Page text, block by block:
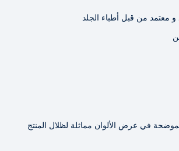
و معتمد من قبل أطباء الجلد
في عرض الألوان مماثلة لظلال المنتج